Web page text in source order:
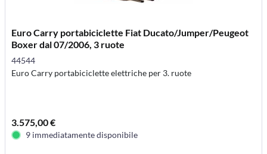
Euro Carry portabiciclette Fiat Ducato/Jumper/Peugeot
Boxer dal 07/2006, 3 ruote
44544
Euro Carry portabiciclette elettriche per 3. ruote
3.575,00 €
9 immediatamente disponibile